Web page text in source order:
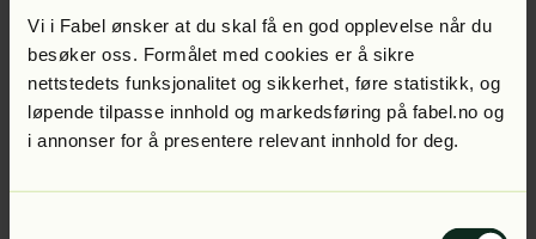
Vi i Fabel ønsker at du skal få en god opplevelse når du
besøker oss. Formålet med cookies er å sikre
nettstedets funksjonalitet og sikkerhet, føre statistikk, og
løpende tilpasse innhold og markedsføring på fabel.no og
i annonser for å presentere relevant innhold for deg.